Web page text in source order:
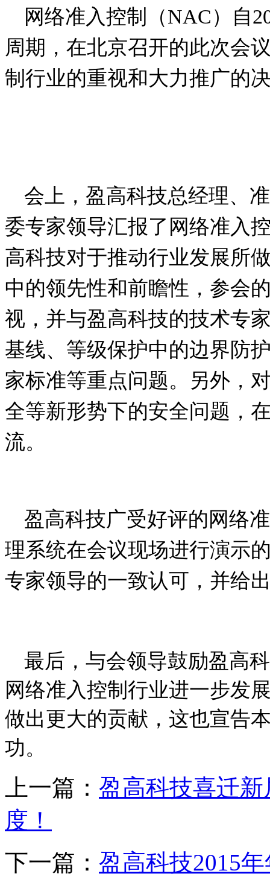
网络准入控制（NAC）自
周期，在北京召开的此次会
制行业的重视和大力推广的
会上，盈高科技总经理、
委专家领导汇报了网络准入
高科技对于推动行业发展所
中的领先性和前瞻性，参会
视，并与盈高科技的技术专
基线、等级保护中的边界防
家标准等重点问题。另外，
全等新形势下的安全问题，
流。
盈高科技广受好评的网络
理系统在会议现场进行演示
专家领导的一致认可，并给
最后，与会领导鼓励盈高
网络准入控制行业进一步发
做出更大的贡献，这也宣告
功。
上一篇： 盈高科技喜迁
度！
下一篇： 盈高科技2015